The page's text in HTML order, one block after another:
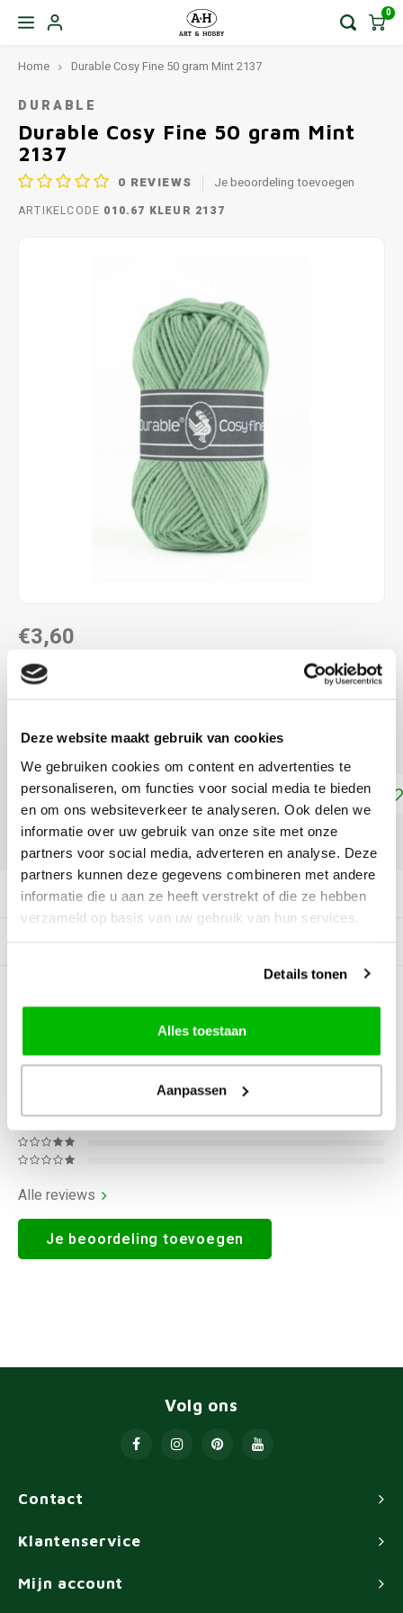
Deze website maakt gebruik van cookies
We gebruiken cookies om content en advertenties te
personaliseren, om functies voor social media te bieden
en om ons websiteverkeer te analyseren. Ook delen we
informatie over uw gebruik van onze site met onze
partners voor social media, adverteren en analyse. Deze
partners kunnen deze gegevens combineren met andere
informatie die u aan ze heeft verstrekt of die ze hebben
verzameld op basis van uw gebruik van hun services.
Details tonen
Alles toestaan
Aanpassen
0
Home Durable Cosy Fine 50 gram Mint 2137
DURABLE
Durable Cosy Fine 50 gram Mint
2137
0 REVIEWS Je beoordeling toevoegen
ARTIKELCODE 010.67 KLEUR 2137
€3,60
DIRECT LEVERBAAR
meer
Toevoegen aan winkelwagen
Productomschrijving
0Reviews
Alle reviews
Je beoordeling toevoegen
Contact
Volg ons
Klantenservice
Mijn account